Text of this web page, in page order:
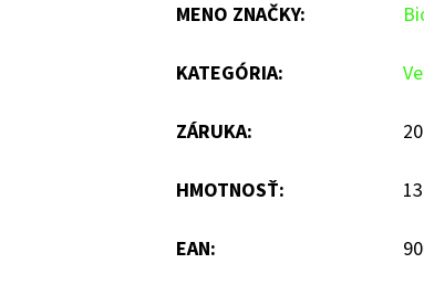
MENO ZNAČKY:
KATEGÓRIA:
ZÁRUKA:
HMOTNOSŤ:
EAN: